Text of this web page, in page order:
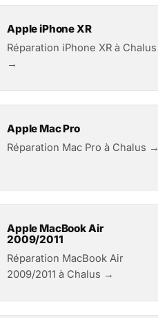
Apple iPhone XR
Réparation iPhone XR à Chalus
→
Apple Mac Pro
Réparation Mac Pro à Chalus →
Apple MacBook Air
2009/2011
Réparation MacBook Air
2009/2011 à Chalus →